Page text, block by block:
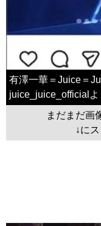
有澤一華＝Juice＝
juice_juice_officialよ
まだまだ画
↓に